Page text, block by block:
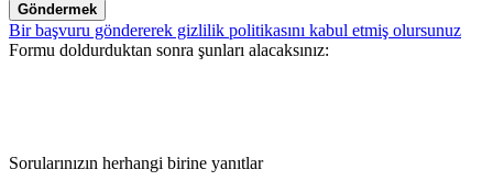
Göndermek
Bir başvuru göndererek gizlilik politikasını kabul etmiş olursunuz
Formu doldurduktan sonra şunları alacaksınız:
Sorularınızın herhangi birine yanıtlar